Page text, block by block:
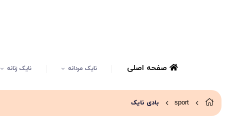
صفحه اصلی نایک مردانه نایک زنانه
sport بادی نایک